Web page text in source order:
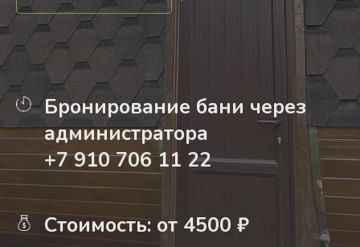
Бронирование бани через
администратора
+7 910 706 11 22
Стоимость: от 4500 ₽